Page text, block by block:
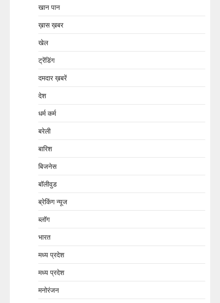
खान पान
ख़ास ख़बर
खेल
ट्रेंडिंग
दमदार ख़बरें
देश
धर्म कर्म
बरेली
बारिश
बिजनेस
बॉलीवुड
ब्रेकिंग न्यूज
ब्लॉग
भारत
मध्य प्रदेश
मध्य प्रदेश
मनोरंजन